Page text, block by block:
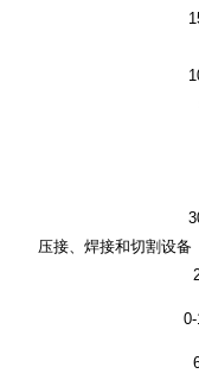
压接、焊接和切割设备